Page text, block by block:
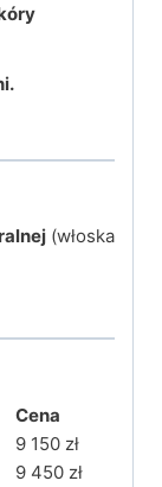
(włoska
Cena
9 150 zł
9 450 zł